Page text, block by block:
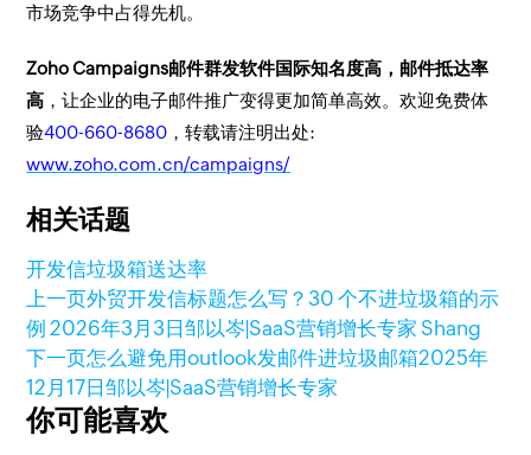
市场竞争中占得先机。
Zoho Campaigns邮件群发软件国际知名度高，邮件抵达率
高 ，让企业的电子邮件推广变得更加简单高效。欢迎免费体
验400-660-8680 ，转载请注明出处:
www.zoho.com.cn/campaigns/
相关话题
开发信垃圾箱送达率
上一页外贸开发信标题怎么写？30 个不进垃圾箱的示
例 2026年3月3日邹以岑|SaaS营销增长专家 Shang
下一页怎么避免用outlook发邮件进垃圾邮箱2025年
12月17日邹以岑|SaaS营销增长专家
你可能喜欢